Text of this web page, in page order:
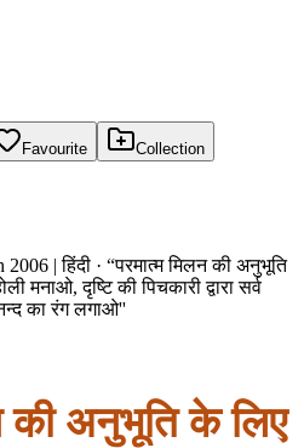
Favourite Collection
2006 | हिंदी · “परमात्म मिलन की अनुभूति
मनाओ, दृष्टि की पिचकारी द्वारा सर्व
का रंग लगाओ''
की अनुभूति के लिए